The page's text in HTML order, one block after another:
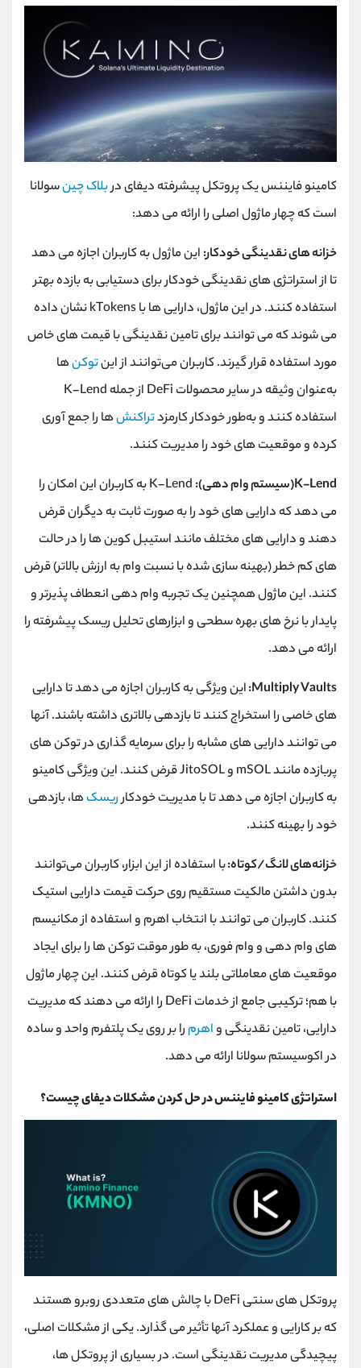
کامینو فایننس یک پروتکل پیشرفته دیفای دربلاک چینسولانا
است که چهار ماژول اصلی را ارائه می دهد:
خزانه های نقدینگی خودکار: این ماژول به کاربران اجازه می دهد
تا از استراتژی های نقدینگی خودکار برای دستیابی به بازده بهتر
استفاده کنند. در این ماژول، دارایی ها با kTokens نشان داده
می شوند که می توانند برای تامین نقدینگی با قیمت های خاص
مورد استفاده قرار گیرند. کاربران می‌توانند از اینتوکن‌ها
به‌عنوان وثیقه در سایر محصولات DeFi از جمله K-Lend
استفاده کنند و به‌طور خودکار کارمزدتراکنش‌ها را جمع‌ آوری
کرده و موقعیت ‌های خود را مدیریت کنند.
K-Lend(سیستم وام دهی):
K-Lend به کاربران این امکان را
می دهد که دارایی های خود را به صورت ثابت به دیگران قرض
دهند و دارایی های مختلف مانند استیبل کوین ها را در حالت
های کم خطر (بهینه سازی شده با نسبت وام به ارزش بالاتر) قرض
کنند. این ماژول همچنین یک تجربه وام دهی انعطاف پذیرتر و
پایدار با نرخ های بهره سطحی و ابزارهای تحلیل ریسک پیشرفته را
ارائه می دهد.
Multiply Vaults: این ویژگی به کاربران اجازه می دهد تا دارایی
های خاصی را استخراج کنند تا بازدهی بالاتری داشته باشند. آنها
می توانند دارایی های مشابه را برای سرمایه گذاری در توکن های
پربازده مانند mSOL و JitoSOL قرض کنند. این ویژگی کامینو
به کاربران اجازه می دهد تا با مدیریت خودکارریسکها، بازدهی
خود را بهینه کنند.
خزانه‌های لانگ/کوتاه:با استفاده از این ابزار، کاربران می‌توانند
بدون داشتن مالکیت مستقیم روی حرکت قیمت دارایی استیک
کنند. کاربران می توانند با انتخاب اهرم و استفاده از مکانیسم
های وام دهی و وام فوری، به طور موقت توکن ها را برای ایجاد
موقعیت های معاملاتی بلند یا کوتاه قرض کنند. این چهار ماژول
با هم؛ ترکیبی جامع از خدمات DeFi را ارائه می دهند که مدیریت
دارایی، تامین نقدینگی واهرم را بر روی یک پلتفرم واحد و ساده
در اکوسیستم سولانا ارائه می دهد.
استراتژی کامینو فایننس در حل کردن مشکلات دیفای چیست؟
پروتکل های سنتی DeFi با چالش های متعددی روبرو هستند
که بر کارایی و عملکرد آنها تأثیر می گذارد. یکی از مشکلات اصلی،
پیچیدگی مدیریت نقدینگی است. در بسیاری از پروتکل ها،